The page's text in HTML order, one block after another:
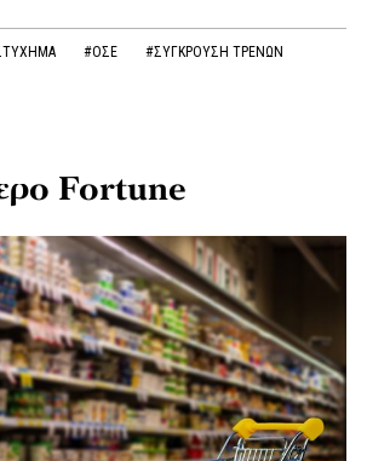
#ΟΣΕ #ΣΥΓΚΡΟΥΣΗ ΤΡΕΝΩΝ
Fortune